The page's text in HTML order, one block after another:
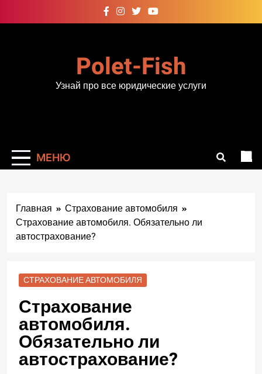
к
Polet-Fish
Узнай про все юридические услуги
МЕНЮ
Главная
Страхование автомобиля
Страхование автомобиля. Обязательно ли
автострахование?
СТРАХОВАНИЕ АВТОМОБИЛЯ
Страхование
автомобиля.
Обязательно ли
автострахование?